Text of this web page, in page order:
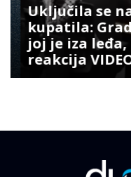
Uključila se na
kupatila:
joj je iza leđa,
reakcija VIDEO